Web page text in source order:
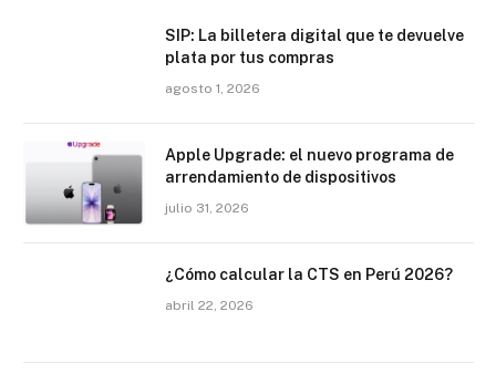
SIP: La billetera digital que te devuelve
plata por tus compras
agosto 1, 2026
Apple Upgrade: el nuevo programa de
arrendamiento de dispositivos
julio 31, 2026
¿Cómo calcular la CTS en Perú 2026?
abril 22, 2026